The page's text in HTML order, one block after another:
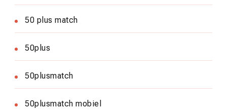
50 plus match
50plus
50plusmatch
50plusmatch mobiel